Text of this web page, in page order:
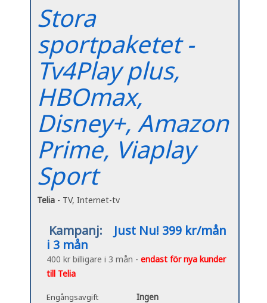
Stora
sportpaketet -
Tv4Play plus,
HBOmax,
Disney+, Amazon
Prime, Viaplay
Sport
Telia - TV, Internet-tv
Kampanj:
Just Nu! 399 kr/mån
i 3 mån
400 kr billigare i 3 mån - endast för nya kunder
till Telia
Engångsavgift Ingen